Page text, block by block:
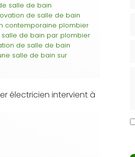
salle de bain
de salle de bain
contemporaine plombier
de bain par plombier
de salle de bain
salle de bain sur
électricien intervient à